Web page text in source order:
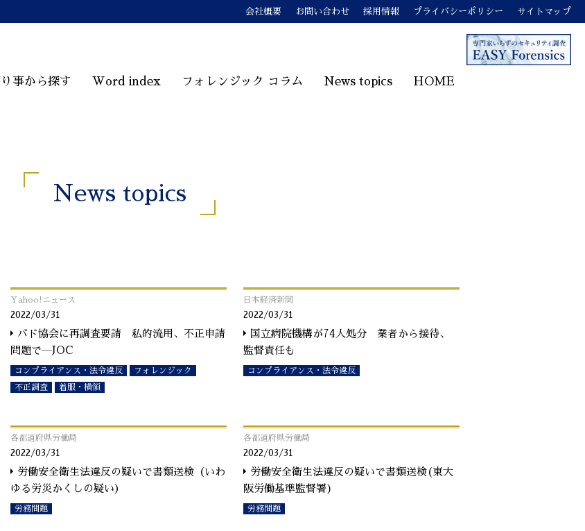
会社概要 お問い合わせ 採用情報 プライバシーポリシー サイトマップ
事から探す Word index フォレンジック コラム News topics HOME
News topics
Yahoo!ニュース
2022/03/31
バド協会に再調査要請 私的流用、不正申請
問題で―JOC
コンプライアンス・法令違反
フォレンジック
不正調査
着服・横領
日本経済新聞
2022/03/31
国立病院機構が74人処分 業者から接待、
監督責任も
コンプライアンス・法令違反
各都道府県労働局
2022/03/31
労働安全衛生法違反の疑いで書類送検（いわ
ゆる労災かくしの疑い）
労務問題
各都道府県労働局
2022/03/31
労働安全衛生法違反の疑いで書類送検(東大
阪労働基準監督署)
労務問題